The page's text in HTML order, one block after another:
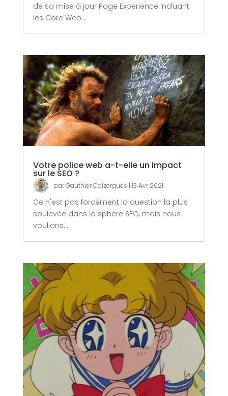
de sa mise à jour Page Experience incluant
les Core Web...
Votre police web a-t-elle un impact
sur le SEO ?
parGauthier Caizergues | 13 Avr 2021
Ce n'est pas forcément la question la plus
soulevée dans la sphère SEO, mais nous
voulions...